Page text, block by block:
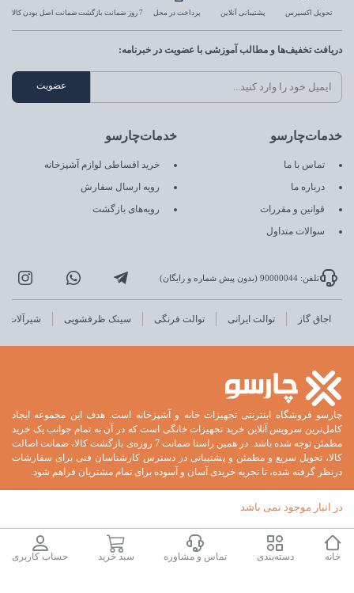
در انبار موجود نمی باشد
تحویل اکسپرس پشتیبانی آنلاین پرداخت در محل 7 روز ضمانت بازگشت ضمانت اصل بودن کالا
خدمات‌چارسو
تماس با ما
درباره ما
قوانین و مقررات
سوالات متداول
خدمات‌چارسو
خرید اقساطی لوازم آشپزخانه
رویه ارسال سفارش
رویه‌های بازگشت
دریافت تخفیف‌ها و مطالب آموزشی با عضویت در خبرنامه:
تلفن: 90000044 (بدون پیش شماره و رایگان)
اجاق گاز توالت ایرانی توالت فرنگی سینک ظرفشویی شیرآلات
چارسو فروشگاه اینترنتی تجهیزات خانه و آشپزخانه است. هدف این مجموعه ایجاد
کامل‌ترین سرویس آنلاین خرید تجهیزات خانگی است که در آن به تمام جوانب یک خرید
مطمئن توجه شده باشد. در همین راستا ضمانت 7 روزه‌ی بازگشت کالا، ضمانت اصالت
کالا، تحویل سریع و مطمئن و پشتیبانی در دسترس کارشناسان فنی برای سفارشات
درنظر گرفته شده، تا تجربه خریدی آسان و آسوده برای تمام مشتریان فراهم شود.
خانه دسته‌بندی تماس و مشاوره سبد خرید حساب کاربری